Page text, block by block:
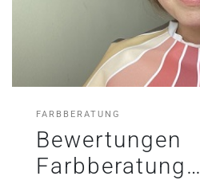
FARBBERATUNG
Bewertungen
Farbberatung…